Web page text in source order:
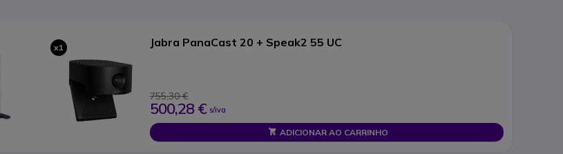
x1 Jabra PanaCast 20 + Speak2 55 UC
755,30 €
500,28 € s/iva
ADICIONAR AO CARRINHO